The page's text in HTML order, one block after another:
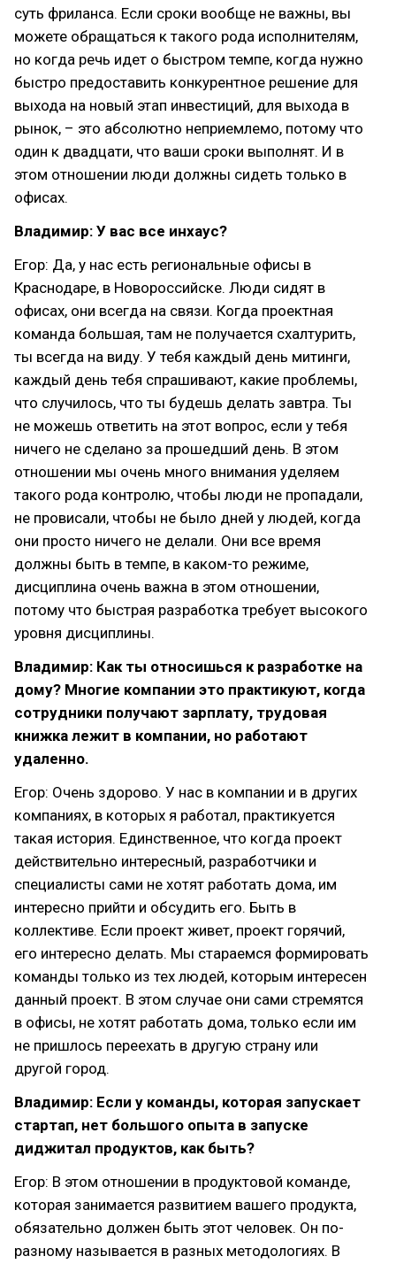
суть фриланса. Если сроки вообще не важны, вы
можете обращаться к такого рода исполнителям,
но когда речь идет о быстром темпе, когда нужно
быстро предоставить конкурентное решение для
выхода на новый этап инвестиций, для выхода в
рынок, – это абсолютно неприемлемо, потому что
один к двадцати, что ваши сроки выполнят. И в
этом отношении люди должны сидеть только в
офисах.
Владимир: У вас все инхаус?
Егор: Да, у нас есть региональные офисы в
Краснодаре, в Новороссийске. Люди сидят в
офисах, они всегда на связи. Когда проектная
команда большая, там не получается схалтурить,
ты всегда на виду. У тебя каждый день митинги,
каждый день тебя спрашивают, какие проблемы,
что случилось, что ты будешь делать завтра. Ты
не можешь ответить на этот вопрос, если у тебя
ничего не сделано за прошедший день. В этом
отношении мы очень много внимания уделяем
такого рода контролю, чтобы люди не пропадали,
не провисали, чтобы не было дней у людей, когда
они просто ничего не делали. Они все время
должны быть в темпе, в каком-то режиме,
дисциплина очень важна в этом отношении,
потому что быстрая разработка требует высокого
уровня дисциплины.
Владимир: Как ты относишься к разработке на
дому? Многие компании это практикуют, когда
сотрудники получают зарплату, трудовая
книжка лежит в компании, но работают
удаленно.
Егор: Очень здорово. У нас в компании и в других
компаниях, в которых я работал, практикуется
такая история. Единственное, что когда проект
действительно интересный, разработчики и
специалисты сами не хотят работать дома, им
интересно прийти и обсудить его. Быть в
коллективе. Если проект живет, проект горячий,
его интересно делать. Мы стараемся формировать
команды только из тех людей, которым интересен
данный проект. В этом случае они сами стремятся
в офисы, не хотят работать дома, только если им
не пришлось переехать в другую страну или
другой город.
Владимир: Если у команды, которая запускает
стартап, нет большого опыта в запуске
диджитал продуктов, как быть?
Егор: В этом отношении в продуктовой команде,
которая занимается развитием вашего продукта,
обязательно должен быть этот человек. Он по-
разному называется в разных методологиях. В